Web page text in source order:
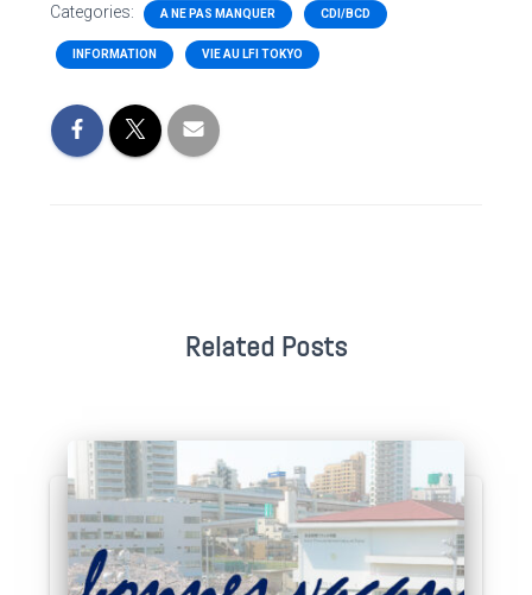
Categories: A NE PAS MANQUER CDI/BCD
INFORMATION VIE AU LFI TOKYO
Related Posts